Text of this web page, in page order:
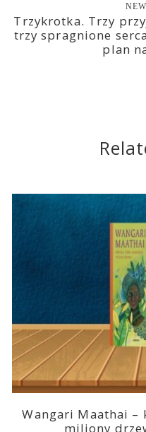
Trzykrotka. Trzy
trzy spragnione
plan
Wangari Maathai –
miliony